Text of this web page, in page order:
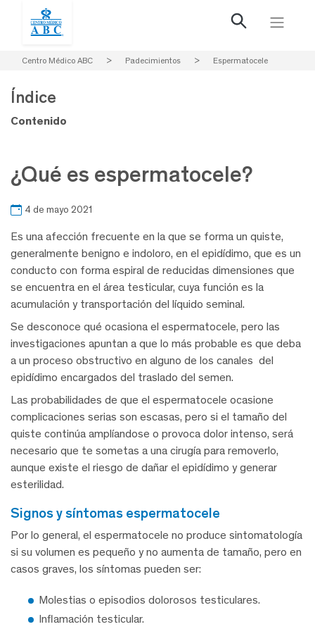
Centro Médico ABC > Padecimientos > Espermatocele
¿Qué es espermatocele?
4 de mayo 2021
Es una afección frecuente en la que se forma un quiste,
generalmente benigno e indoloro, en el epidídimo, que es un
conducto con forma espiral de reducidas dimensiones que
se encuentra en el área testicular, cuya función es la
acumulación y transportación del líquido seminal.
Se desconoce qué ocasiona el espermatocele, pero las
investigaciones apuntan a que lo más probable es que deba
a un proceso obstructivo en alguno de los canales del
epidídimo encargados del traslado del semen.
Las probabilidades de que el espermatocele ocasione
complicaciones serias son escasas, pero si el tamaño del
quiste continúa amplíandose o provoca dolor intenso, será
necesario que te sometas a una cirugía para removerlo,
aunque existe el riesgo de dañar el epidídimo y generar
esterilidad.
signos y síntomas espermatocele
Por lo general, el espermatocele no produce sintomatología
si su volumen es pequeño y no aumenta de tamaño, pero en
casos graves, los síntomas pueden ser:
Molestias o episodios dolorosos testiculares.
Inflamación testicular.
Índice
Contenido